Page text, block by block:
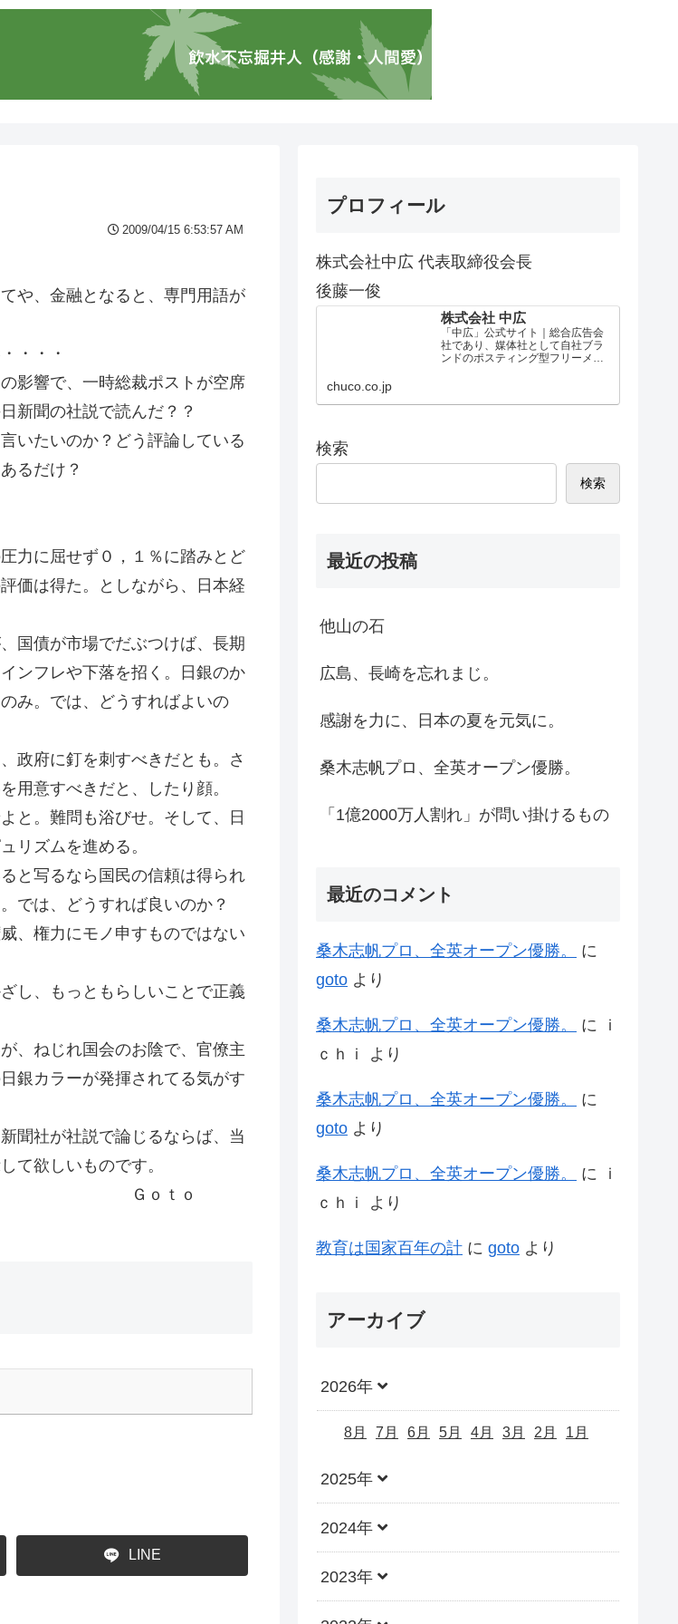
2009/04/15 6:53:57 AM
や、金融となると、専門用語が
・・・
影響で、一時総裁ポストが空席
新聞の社説で読んだ？？
いたいのか？どう評論している
るだけ？
力に屈せず０，１％に踏みとど
価は得た。としながら、日本経
国債が市場でだぶつけば、長期
ンフレや下落を招く。日銀のか
み。では、どうすればよいの
政府に釘を刺すべきだとも。さ
用意すべきだと、したり顔。
と。難問も浴びせ。そして、日
リズムを進める。
と写るなら国民の信頼は得られ
では、どうすれば良いのか？
、権力にモノ申すものではない
し、もっともらしいことで正義
、ねじれ国会のお陰で、官僚主
銀カラーが発揮されてる気がす
聞社が社説で論じるならば、当
て欲しいものです。
ｔｏ
LINE
プロフィール
株式会社中広 代表取締役会長
後藤一俊
株式会社 中広
「中広」公式サイト｜総合広告会
社であり、媒体社として自社ブラ
ンドのポスティング型フリーメデ
chuco.co.jp
検索
検索
最近の投稿
他山の石
広島、長崎を忘れまじ。
感謝を力に、日本の夏を元気に。
桑木志帆プロ、全英オープン優勝。
「1億2000万人割れ」が問い掛けるもの
最近のコメント
桑木志帆プロ、全英オープン優勝。
に
goto より
桑木志帆プロ、全英オープン優勝。 に
ｉ
ｃｈｉ
より
桑木志帆プロ、全英オープン優勝。
に
goto より
桑木志帆プロ、全英オープン優勝。 に
ｉ
ｃｈｉ
より
教育は国家百年の計 に goto より
アーカイブ
2026年
8月 7月 6月 5月 4月 3月 2月 1月
2025年
2024年
2023年